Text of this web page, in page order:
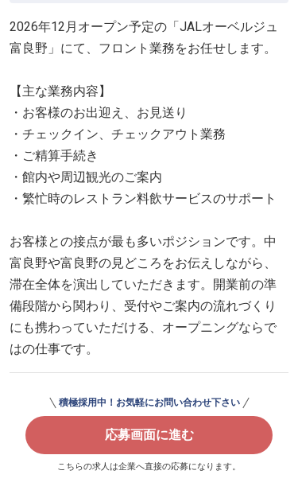
2026年12月オープン予定の「JALオーベルジュ
富良野」にて、フロント業務をお任せします。
【主な業務内容】
・お客様のお出迎え、お見送り
・チェックイン、チェックアウト業務
・ご精算手続き
・館内や周辺観光のご案内
・繁忙時のレストラン料飲サービスのサポート
お客様との接点が最も多いポジションです。中
富良野や富良野の見どころをお伝えしながら、
滞在全体を演出していただきます。開業前の準
備段階から関わり、受付やご案内の流れづくり
にも携わっていただける、オープニングならで
はの仕事です。
積極採用中！お気軽にお問い合わせ下さい
応募画面に進む
こちらの求人は企業へ直接の応募になります。